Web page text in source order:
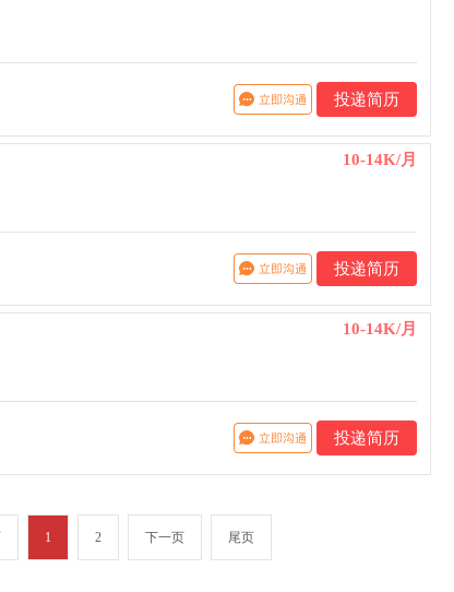
投递简历
10-14K/月
投递简历
10-14K/月
投递简历
1 2 下一页 尾页